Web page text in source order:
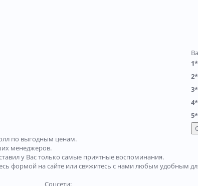
1*
2*
3*
4*
5*
по выгодным ценам.
менеджеров.
у Вас только самые приятные воспоминания.
формой на сайте или свяжитесь с нами любым удобным
Соцсети: